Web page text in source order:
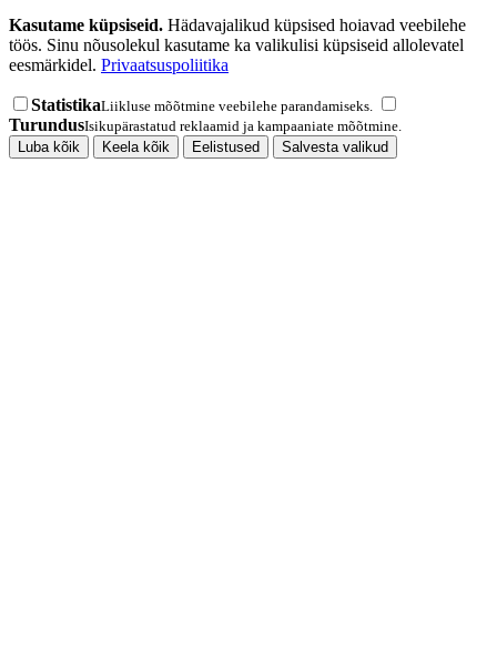
Kasutame küpsiseid. Hädavajalikud küpsised hoiavad veebilehe
töös. Sinu nõusolekul kasutame ka valikulisi küpsiseid allolevatel
eesmärkidel. Privaatsuspoliitika
StatistikaLiikluse mõõtmine veebilehe parandamiseks.
TurundusIsikupärastatud reklaamid ja kampaaniate mõõtmine.
Luba kõik
Keela kõik Eelistused Salvesta valikud